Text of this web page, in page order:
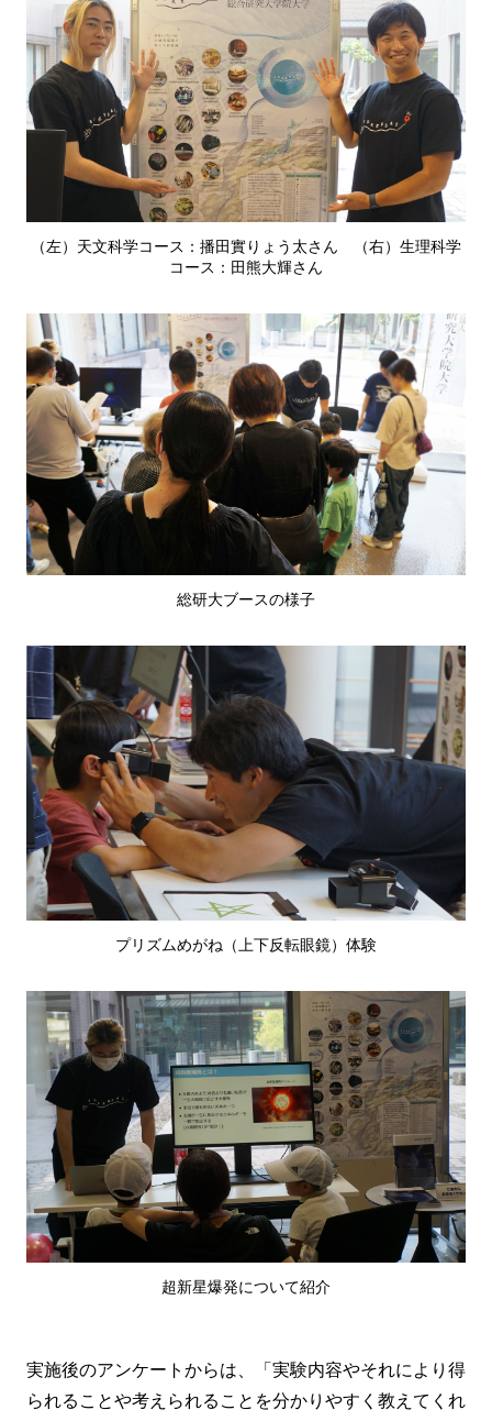
（左）天文科学コース：播田實りょう太さん （右）生理科学
コース：田熊大輝さん
総研大ブースの様子
プリズムめがね（上下反転眼鏡）体験
超新星爆発について紹介
実施後のアンケートからは、「実験内容やそれにより得
られることや考えられることを分かりやすく教えてくれ